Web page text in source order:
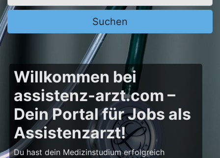
Suchen
Willkommen bei
assistenz-arzt.com –
Dein Portal für Jobs als
Assistenzarzt!
Du hast dein Medizinstudium erfolgreich